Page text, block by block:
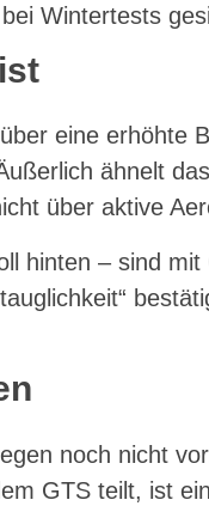
Wintertests
eine erhöhte
ähnelt
über aktive
hinten – sind
noch nicht
GTS teilt, ist